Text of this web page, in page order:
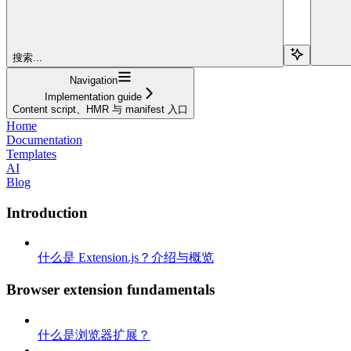
搜索...
Navigation
Implementation guide
Content script、HMR 与 manifest 入口
Home
Documentation
Templates
AI
Blog
Introduction
什么是 Extension.js？介绍与概览
Browser extension fundamentals
什么是浏览器扩展？